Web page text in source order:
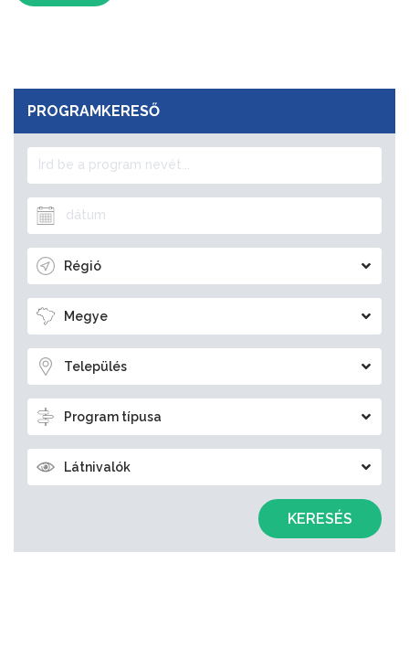
PROGRAMKERESŐ
Régió
Megye
Település
Program típusa
Látnivalók
KERESÉS